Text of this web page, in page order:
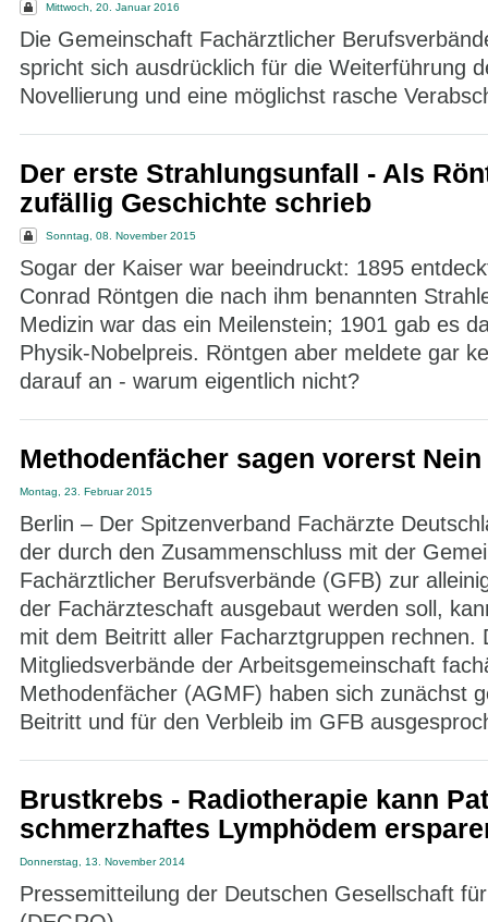
Mittwoch, 20. Januar 2016
Die Gemeinschaft Fachärztlicher
spricht sich ausdrücklich für die Weiterführung
Novellierung und eine möglichst rasche
Der erste Strahlungsunfall - Als
zufällig Geschichte schrieb
Sonntag, 08. November 2015
Sogar der Kaiser war beeindruckt: 1895
Conrad Röntgen die nach ihm benannten
Medizin war das ein Meilenstein; 1901 gab es
Physik-Nobelpreis. Röntgen aber meldete gar
darauf an - warum eigentlich nicht?
Methodenfächer sagen vorerst Nein
Montag, 23. Februar 2015
Berlin – Der Spitzenverband Fachärzte
der durch den Zusammenschluss mit der
Fachärztlicher Berufsverbände (GFB) zur
der Fachärzteschaft ausgebaut werden soll,
mit dem Beitritt aller Facharztgruppen rechnen.
Mitgliedsverbände der Arbeitsgemeinschaft
Methodenfächer (AGMF) haben sich zunächst
Beitritt und für den Verbleib im GFB
Brustkrebs - Radiotherapie kann
schmerzhaftes Lymphödem
Donnerstag, 13. November 2014
Pressemitteilung der Deutschen Gesellschaft